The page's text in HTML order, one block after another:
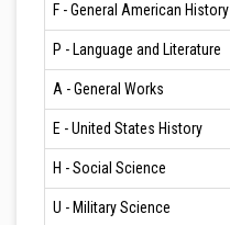
F - General American History
P - Language and Literature
A - General Works
E - United States History
H - Social Science
U - Military Science